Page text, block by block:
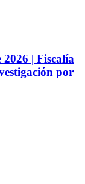
| Fiscalía
por